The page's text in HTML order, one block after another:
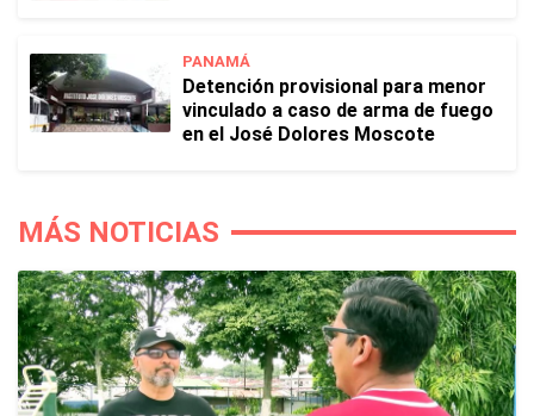
PANAMÁ
Detención provisional para menor
vinculado a caso de arma de fuego
en el José Dolores Moscote
MÁS NOTICIAS